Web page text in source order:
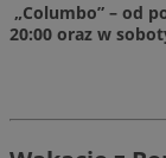
„Columbo” – od
20:00 oraz w